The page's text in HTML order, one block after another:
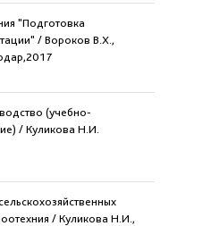
"Подготовка
/ Вороков В.Х.,
(учебно-
/ Куликова Н.И.
/ Куликова Н.И.,